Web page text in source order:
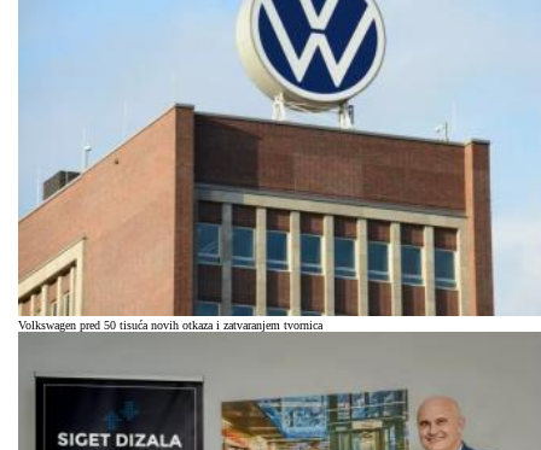
Volkswagen pred 50 tisuća novih otkaza i zatvaranjem tvornica